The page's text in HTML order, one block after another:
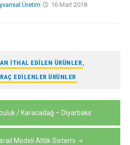
Üretim 16 Mart 2018
ITHAL EDILEN ÜRÜNLER,
EDILENLER ÜRÜNLER
/ Karacadağ – Diyarbakır
Modeli Altlık Sistemi